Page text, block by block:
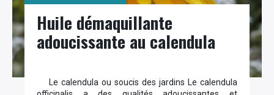
Huile démaquillante
adoucissante au calendula
Le calendula ou soucis des jardins Le calendula